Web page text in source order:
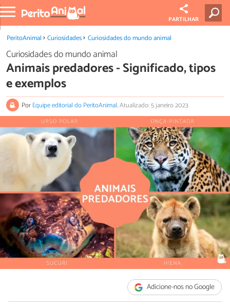
PARTILHAR
PeritoAnimal Curiosidades Curiosidades do mundo animal
Curiosidades do mundo animal
Animais predadores - Significado, tipos
e exemplos
PorEquipe editorial do PeritoAnimal.Atualizado: 5 janeiro 2023
Adicione-nos no Google